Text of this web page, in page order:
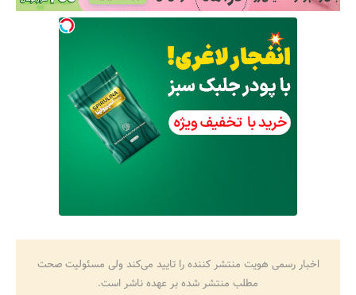
اخبار رسمی هویت منتشر کننده را تایید می‌کند ولی مسئولیت صحت
مطلب منتشر شده بر عهده ناشر است.